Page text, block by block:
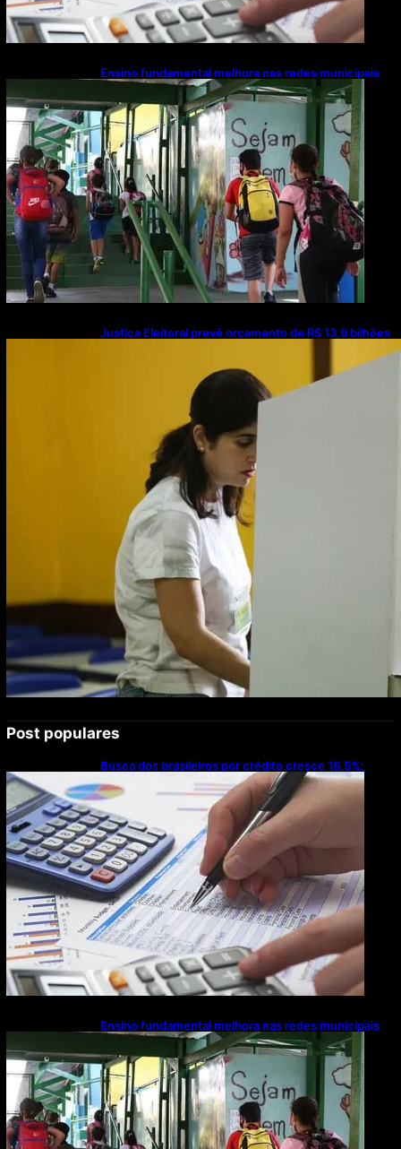
Ensino fundamental melhora nas redes municipais
Justiça Eleitoral prevê orçamento de R$ 13,9 bilhões
Post populares
Busca dos brasileiros por crédito cresce 16,5%;
Mato Grosso lidera ranking entre estados
Ensino fundamental melhora nas redes municipais